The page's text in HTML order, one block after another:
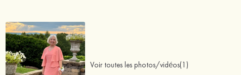
Voir toutes les photos/vidéos(1)